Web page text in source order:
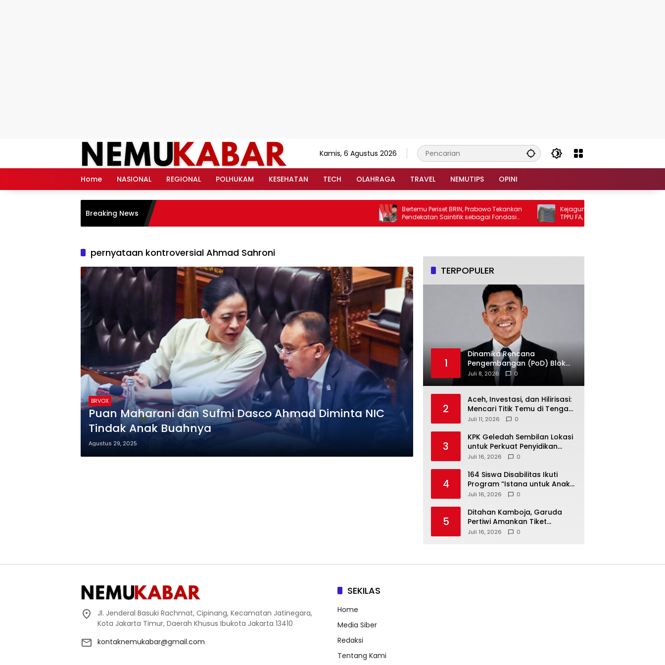
Kamis, 6 Agustus 2026
Home NASIONAL REGIONAL POLHUKAM KESEHATAN TECH OLAHRAGA TRAVEL NEMUTIPS OPINI
Breaking News
Bertemu Periset BRIN, Prabowo Tekankan
Pendekatan Saintifik sebagai Fondasi
Kemajuan Bangsa
Kejagung Intensifkan Penyidikan Dugaan
TPPU FA, Sembilan Saksi Diperiksa dan
Aset Ditelusuri
pernyataan kontroversial Ahmad Sahroni
BRVOX
Puan Maharani dan Sufmi Dasco Ahmad Diminta NIC
Tindak Anak Buahnya
Agustus 29, 2025
TERPOPULER
1
Dinamika Rencana
Pengembangan (PoD) Blok
Andaman: Jangan Sampai
Harapan Investasi Aceh
Juli 8, 2026 0
2
Aceh, Investasi, dan Hilirisasi:
Mencari Titik Temu di Tengah
Polemik Blok Andaman
Juli 11, 2026 0
3
KPK Geledah Sembilan Lokasi
untuk Perkuat Penyidikan
Dugaan Pemerasan Bupati
Juli 16, 2026 0
4
164 Siswa Disabilitas Ikuti
Program “Istana untuk Anak
Sekolah”, Kenali Sejarah
Juli 16, 2026 0
5
Ditahan Kamboja, Garuda
Pertiwi Amankan Tiket
Semifinal Piala AFF Putri 2026
Juli 16, 2026 0
Jl. Jenderal Basuki Rachmat, Cipinang, Kecamatan Jatinegara,
Kota Jakarta Timur, Daerah Khusus Ibukota Jakarta 13410
kontaknemukabar@gmail.com
SEKILAS
Home
Media Siber
Redaksi
Tentang Kami